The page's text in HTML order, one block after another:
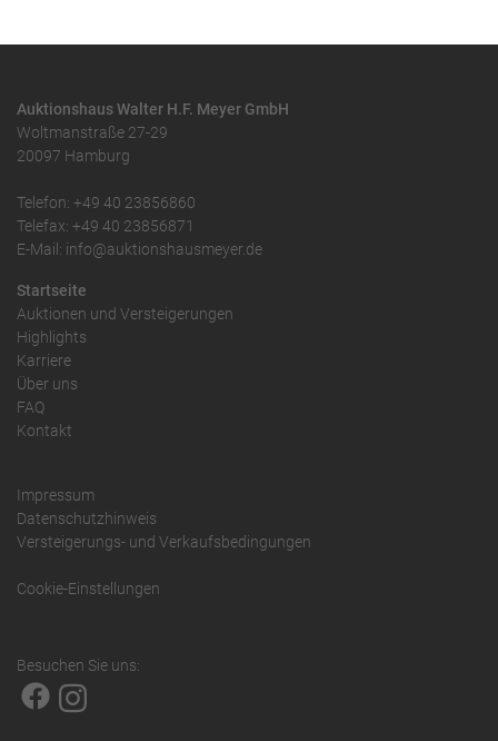
Auktionshaus Walter H.F. Meyer GmbH
Woltmanstraße 27-29
20097 Hamburg
Telefon: +49 40 23856860
Telefax: +49 40 23856871
E-Mail: info@auktionshausmeyer.de
Startseite
Auktionen und Versteigerungen
Highlights
Karriere
Über uns
FAQ
Kontakt
Impressum
Datenschutzhinweis
Versteigerungs- und Verkaufsbedingungen
Cookie-Einstellungen
Besuchen Sie uns: